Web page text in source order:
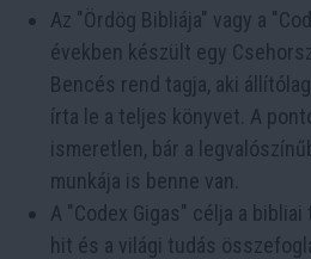
Az "Ördög Bibliája" vagy a
években készült egy
Bencés rend tagja, aki
írta le a teljes könyvet. A
ismeretlen, bár a
munkája is benne van.
A "Codex Gigas" célja a
hit és a világi tudás